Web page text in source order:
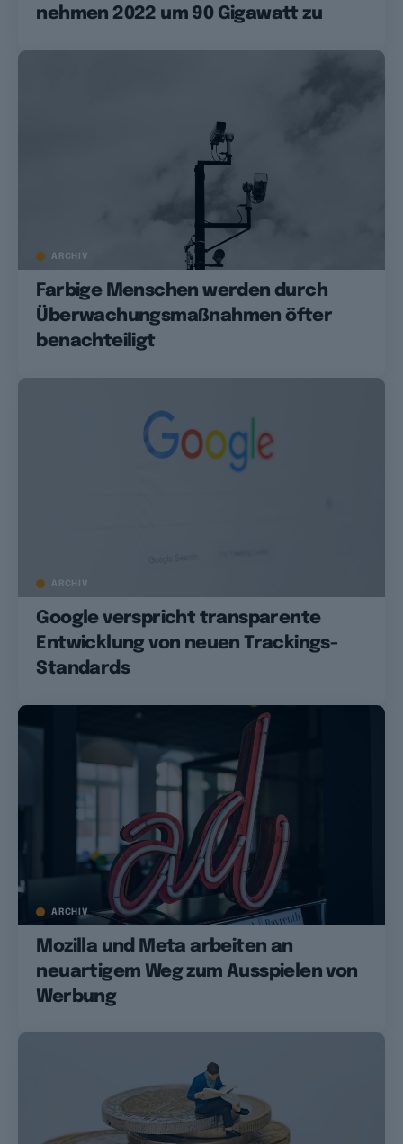
nehmen 2022 um 90 Gigawatt zu
ARCHIV
Farbige Menschen werden durch
Überwachungsmaßnahmen öfter
benachteiligt
ARCHIV
Google verspricht transparente
Entwicklung von neuen Trackings-
Standards
ARCHIV
Mozilla und Meta arbeiten an
neuartigem Weg zum Ausspielen von
Werbung